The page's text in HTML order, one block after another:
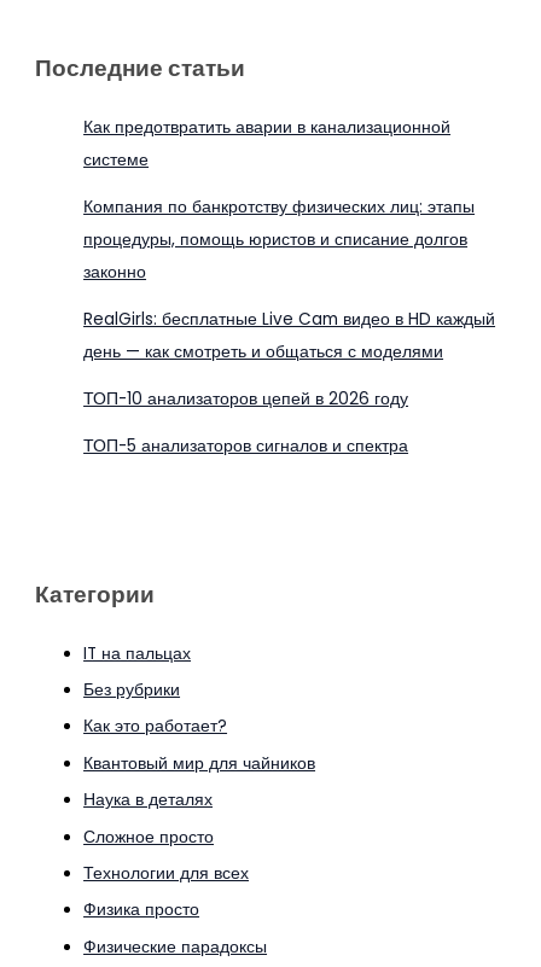
Последние статьи
Как предотвратить аварии в канализационной
системе
Компания по банкротству физических лиц: этапы
процедуры, помощь юристов и списание долгов
законно
RealGirls: бесплатные Live Cam видео в HD каждый
день — как смотреть и общаться с моделями
ТОП-10 анализаторов цепей в 2026 году
ТОП-5 анализаторов сигналов и спектра
Категории
IT на пальцах
Без рубрики
Как это работает?
Квантовый мир для чайников
Наука в деталях
Сложное просто
Технологии для всех
Физика просто
Физические парадоксы